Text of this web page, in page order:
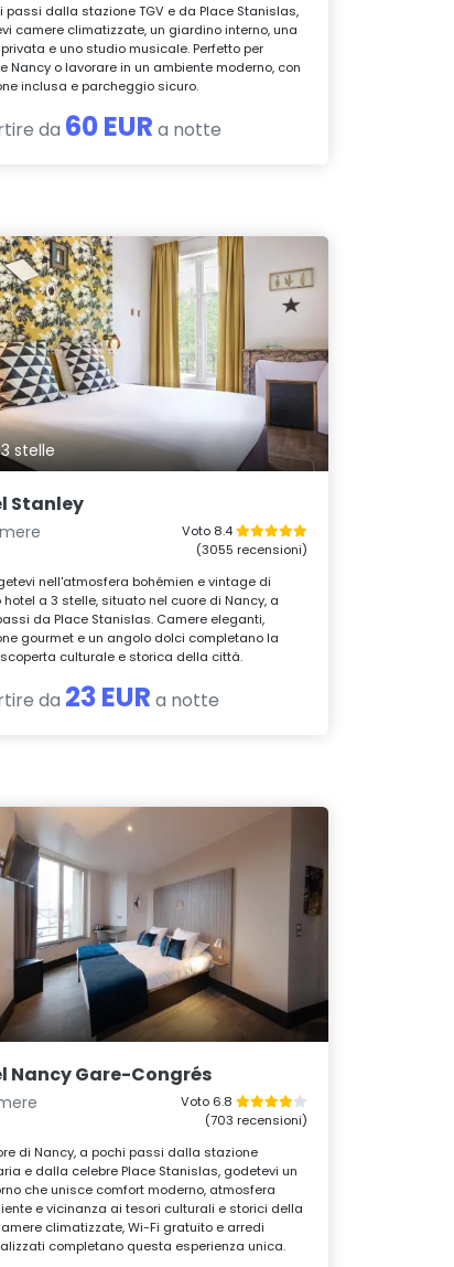
passi dalla stazione TGV e da Place Stanislas,
camere climatizzate, un giardino interno, una
e uno studio musicale. Perfetto per
Nancy o lavorare in un ambiente moderno, con
inclusa e parcheggio sicuro.
da 60 EUR a notte
stelle
Stanley
Voto 8.4
(3055 recensioni)
nell'atmosfera bohémien e vintage di
hotel a 3 stelle, situato nel cuore di Nancy, a
da Place Stanislas. Camere eleganti,
gourmet e un angolo dolci completano la
culturale e storica della città.
da 23 EUR a notte
Nancy Gare-Congrés
Voto 6.8
(703 recensioni)
di Nancy, a pochi passi dalla stazione
e dalla celebre Place Stanislas, godetevi un
che unisce comfort moderno, atmosfera
e vicinanza ai tesori culturali e storici della
climatizzate, Wi-Fi gratuito e arredi
completano questa esperienza unica.